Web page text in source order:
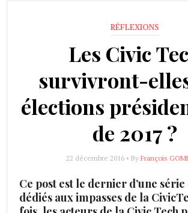
RÉFLEXIONS
Les Civic
survivront-
élections
de 2017 ?
22 décembre 2016 • By François
Ce post est le dernier d’une
dédiés aux impasses de la